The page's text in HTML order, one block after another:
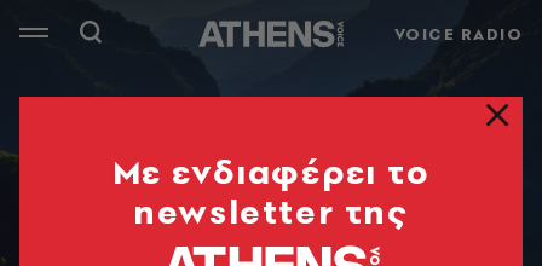
VOICE RADIO
Mε ενδιαφέρει το
newsletter της